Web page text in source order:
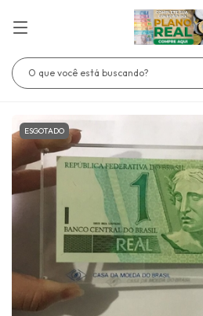
ESGOTADO